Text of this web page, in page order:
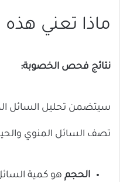
ماذا تعني هذه
نتائج فحص الخصوبة:
سيتضمن تحليل السائل
تصف السائل المنوي
الحجم هو كمية